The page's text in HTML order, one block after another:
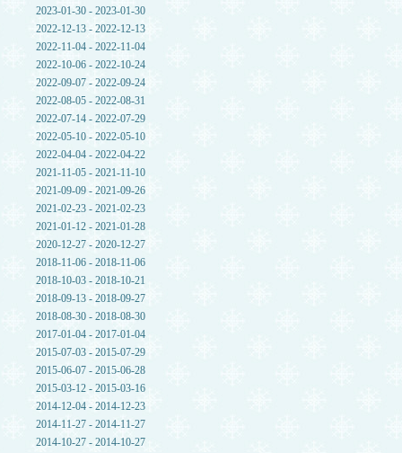
2023-01-30 - 2023-01-30
2022-12-13 - 2022-12-13
2022-11-04 - 2022-11-04
2022-10-06 - 2022-10-24
2022-09-07 - 2022-09-24
2022-08-05 - 2022-08-31
2022-07-14 - 2022-07-29
2022-05-10 - 2022-05-10
2022-04-04 - 2022-04-22
2021-11-05 - 2021-11-10
2021-09-09 - 2021-09-26
2021-02-23 - 2021-02-23
2021-01-12 - 2021-01-28
2020-12-27 - 2020-12-27
2018-11-06 - 2018-11-06
2018-10-03 - 2018-10-21
2018-09-13 - 2018-09-27
2018-08-30 - 2018-08-30
2017-01-04 - 2017-01-04
2015-07-03 - 2015-07-29
2015-06-07 - 2015-06-28
2015-03-12 - 2015-03-16
2014-12-04 - 2014-12-23
2014-11-27 - 2014-11-27
2014-10-27 - 2014-10-27